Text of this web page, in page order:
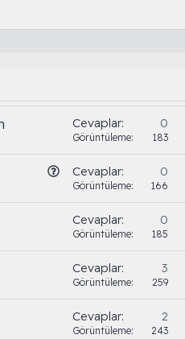
Cevaplar 0
Görüntüleme 183
S
r
Cevaplar 0
Görüntüleme 166
Cevaplar 0
Görüntüleme 185
Cevaplar 3
Görüntüleme 259
Cevaplar 2
Görüntüleme 243